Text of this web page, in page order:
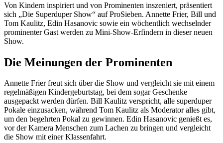
Von Kindern inspiriert und von Prominenten inszeniert, präsentiert
sich „Die Superduper Show“ auf ProSieben. Annette Frier, Bill und
Tom Kaulitz, Edin Hasanovic sowie ein wöchentlich wechselnder
prominenter Gast werden zu Mini-Show-Erfindern in dieser neuen
Show.
Die Meinungen der Prominenten
Annette Frier freut sich über die Show und vergleicht sie mit einem
regelmäßigen Kindergeburtstag, bei dem sogar Geschenke
ausgepackt werden dürfen. Bill Kaulitz verspricht, alle superduper
Pokale einzusacken, während Tom Kaulitz als Moderator alles gibt,
um den begehrten Pokal zu gewinnen. Edin Hasanovic genießt es,
vor der Kamera Menschen zum Lachen zu bringen und vergleicht
die Show mit einer Klassenfahrt.